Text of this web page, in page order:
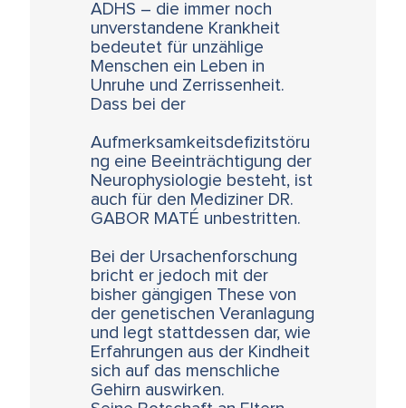
ADHS – die immer noch
unverstandene Krankheit
bedeutet für unzählige
Menschen ein Leben in
Unruhe und Zerrissenheit.
Dass bei der
Aufmerksamkeitsdefizitstöru
ng eine Beeinträchtigung der
Neurophysiologie besteht, ist
auch für den Mediziner DR.
GABOR MATÉ unbestritten.
Bei der Ursachenforschung
bricht er jedoch mit der
bisher gängigen These von
der genetischen Veranlagung
und legt stattdessen dar, wie
Erfahrungen aus der Kindheit
sich auf das menschliche
Gehirn auswirken.